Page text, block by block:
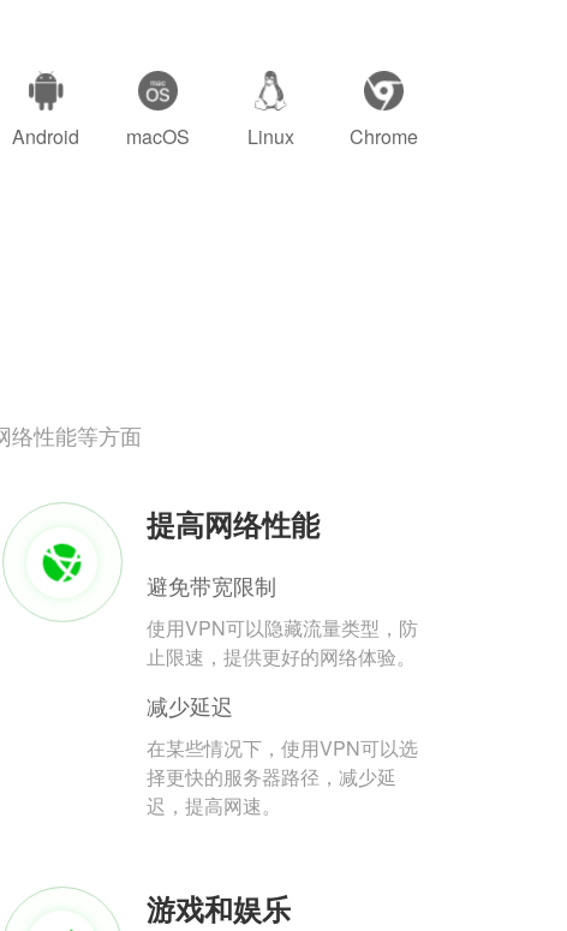
Android macOS Linux Chrome
络性能等方面
提高网络性能
避免带宽限制
使用VPN可以隐藏流量类型，防
止限速，提供更好的网络体验。
减少延迟
在某些情况下，使用VPN可以选
择更快的服务器路径，减少延
迟，提高网速。
游戏和娱乐